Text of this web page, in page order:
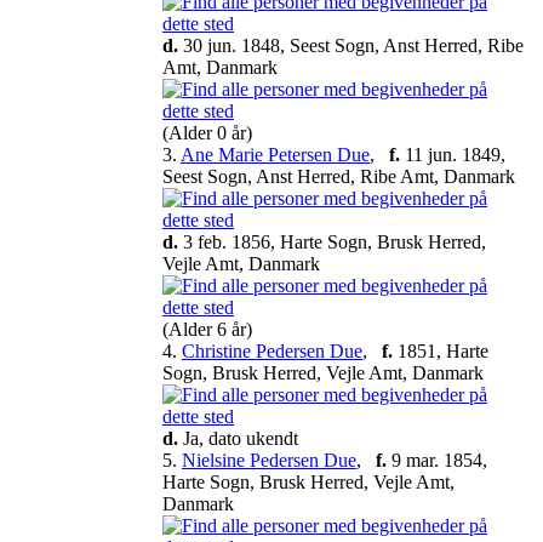
d. 30 jun. 1848, Seest Sogn, Anst Herred, Ribe
Amt, Danmark
(Alder 0 år)
3. Ane Marie Petersen Due, f. 11 jun. 1849,
Seest Sogn, Anst Herred, Ribe Amt, Danmark
d. 3 feb. 1856, Harte Sogn, Brusk Herred,
Vejle Amt, Danmark
(Alder 6 år)
4. Christine Pedersen Due, f. 1851, Harte
Sogn, Brusk Herred, Vejle Amt, Danmark
d. Ja, dato ukendt
5. Nielsine Pedersen Due, f. 9 mar. 1854,
Harte Sogn, Brusk Herred, Vejle Amt,
Danmark